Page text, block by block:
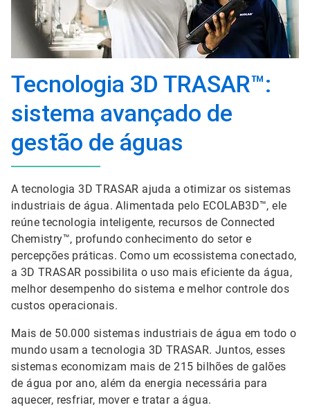
Tecnologia 3D TRASAR™:
sistema avançado de
gestão de águas
A tecnologia 3D TRASAR ajuda a otimizar os sistemas
industriais de água. Alimentada pelo ECOLAB3D™, ele
reúne tecnologia inteligente, recursos de Connected
Chemistry™, profundo conhecimento do setor e
percepções práticas. Como um ecossistema conectado,
a 3D TRASAR possibilita o uso mais eficiente da água,
melhor desempenho do sistema e melhor controle dos
custos operacionais.
Mais de 50.000 sistemas industriais de água em todo o
mundo usam a tecnologia 3D TRASAR. Juntos, esses
sistemas economizam mais de 215 bilhões de galões
de água por ano, além da energia necessária para
aquecer, resfriar, mover e tratar a água.